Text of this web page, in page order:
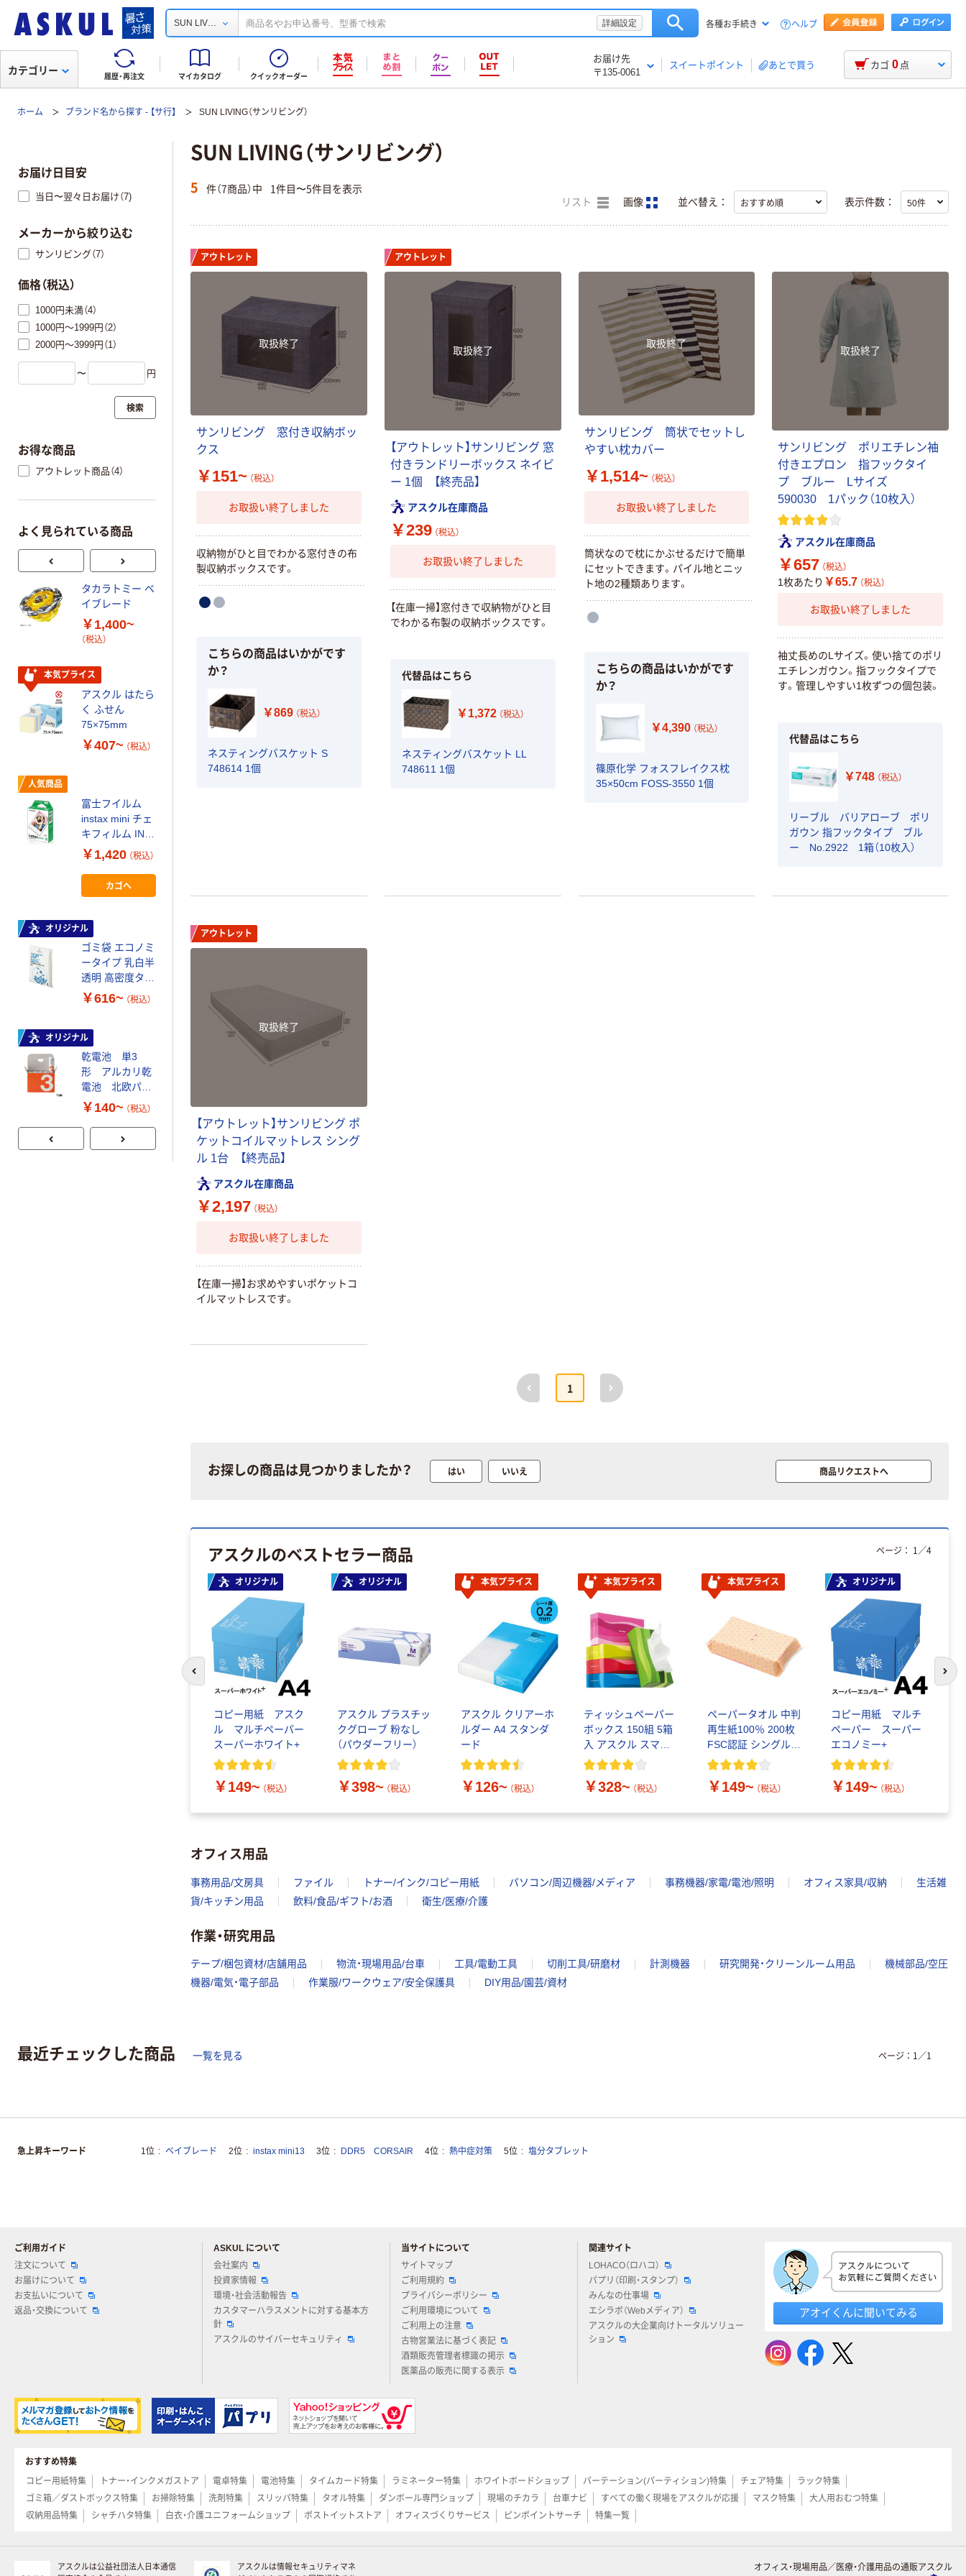
SUN LIV... 詳細設定 各種お手続き ヘルプ
履歴・再注文 マイカタログ クイックオーダー
お届け先
〒135-0061
スイートポイント あとで買う
カテゴリー カゴ 0 点
ホーム ブランド名から探す - 【サ行】 SUN LIVING（サンリビング）
SUN LIVING（サンリビング）
5 件（7商品）中 1件目〜5件目を表示
リスト 画像 並べ替え： 表示件数：
アウトレット
取扱終了
サンリビング 窓付き収納ボッ
クス
￥151~ （税込）
お取扱い終了しました
収納物がひと目でわかる窓付きの布
製収納ボックスです。
こちらの商品はいかがです
か？
￥869 （税込）
ネスティングバスケット S
748614 1個
アウトレット
取扱終了
【アウトレット】サンリビング 窓
付きランドリーボックス ネイビ
ー 1個 【終売品】
アスクル在庫商品
￥239 （税込）
お取扱い終了しました
【在庫一掃】窓付きで収納物がひと目
でわかる布製の収納ボックスです。
代替品はこちら
￥1,372 （税込）
ネスティングバスケット LL
748611 1個
取扱終了
サンリビング 筒状でセットし
やすい枕カバー
￥1,514~ （税込）
お取扱い終了しました
筒状なので枕にかぶせるだけで簡単
にセットできます。パイル地とニッ
ト地の2種類あります。
こちらの商品はいかがです
か？
￥4,390 （税込）
篠原化学 フォスフレイクス枕
35×50cm FOSS-3550 1個
取扱終了
サンリビング ポリエチレン袖
付きエプロン 指フックタイ
プ ブルー Lサイズ
590030 1パック（10枚入）
アスクル在庫商品
￥657 （税込）
1枚あたり ￥65.7 （税込）
お取扱い終了しました
袖丈長めのLサイズ。使い捨てのポリ
エチレンガウン。指フックタイプで
す。管理しやすい1枚ずつの個包装。
代替品はこちら
￥748 （税込）
リーブル バリアローブ ポリ
ガウン 指フックタイプ ブル
ー No.2922 1箱（10枚入）
アウトレット
取扱終了
【アウトレット】サンリビング ポ
ケットコイルマットレス シング
ル 1台 【終売品】
アスクル在庫商品
￥2,197 （税込）
お取扱い終了しました
【在庫一掃】お求めやすいポケットコ
イルマットレスです。
前へ
1
次へ
お探しの商品は見つかりましたか？ はい いいえ 商品リクエストへ
アスクルのベストセラー商品
オリジナル
コピー用紙 アスク
ル マルチペーパー
スーパーホワイト+
￥149~ （税込）
オリジナル
アスクル プラスチッ
クグローブ 粉なし
（パウダーフリー）
￥398~ （税込）
本気プライス
アスクル クリアーホ
ルダー A4 スタンダ
ード
￥126~ （税込）
本気プライス
ティッシュペーパー
ボックス 150組 5箱
入 アスクル スマー
トコンパクト ビビ
￥328~ （税込）
本気プライス
ペーパータオル 中判
再生紙100％ 200枚
FSC認証 シングル
大王製紙共同企画 オ
￥149~ （税込）
オリジナル
コピー用紙 マルチ
ペーパー スーパー
エコノミー+
￥149~ （税込）
ページ： 1／4
前のスライドへ 次
オフィス用品
事務用品/文房具 ファイル トナー/インク/コピー用紙 パソコン/周辺機器/メディア 事務機器/家電/電池/照明 オフィス家具/収納
生活雑
貨/キッチン用品
飲料/食品/ギフト/お酒 衛生/医療/介護
作業・研究用品
テープ/梱包資材/店舗用品 物流・現場用品/台車 工具/電動工具 切削工具/研磨材 計測機器 研究開発・クリーンルーム用品
機械部品/空圧
機器/電気・電子部品
作業服/ワークウェア/安全保護具 DIY用品/園芸/資材
お届け日目安
当日〜翌々日お届け（7)
メーカーから絞り込む
サンリビング（7）
価格（税込）
1000円未満（4）
1000円～1999円（2）
2000円～3999円（1）
〜 円
検索
お得な商品
アウトレット商品（4）
よく見られている商品
タカラトミー ベ
イブレード
￥1,400~
（税込）
本気プライス
アスクル はたら
く ふせん
75×75mm
￥407~ （税込）
人気商品
富士フイルム
instax mini チェ
キフィルム INS
MINI JP1 1パッ
ク（10枚入り）
￥1,420 （税込）
カゴへ
オリジナル
ゴミ袋 エコノミ
ータイプ 乳白半
透明 高密度タイ
プ 詰替用 バイ
￥616~ （税込）
オリジナル
乾電池 単3
形 アルカリ乾
電池 北欧パッ
ケージ アスク
￥140~ （税込）
ケージ アスク
￥140~
オリジナル
アスクルオリジ
ナル ラミネー
トフィルム A4
サイズ
￥458~
instax mini13
INS MINI 13
オリジナル
サントリー 伊右
衛門 「お茶、どう
ぞ。」 緑茶
本気プライス
アスクル セロハ
ンテープ
アスクル はたら
く ふせん
￥386~ （税込）
本気プライス
アスクル フラッ
トファイル エコ
（税込）
キングジム テプ
プ 白ラベル
12mm幅 （黒文
（税込）
イブレード
本気プライス
75×75mm
人気商品
最近チェックした商品 一覧を見る ページ： 1／1
急上昇キーワード 1位 ベイブレード 2位 instax mini13 3位 DDR5 CORSAIR 4位 熱中症対策 5位 塩分タブレット
ご利用ガイド
注文について
お届けについて
お支払いについて
返品・交換について
ASKUL について
会社案内
投資家情報
環境・社会活動報告
カスタマーハラスメントに対する基本方
針
アスクルのサイバーセキュリティ
当サイトについて
サイトマップ
ご利用規約
プライバシーポリシー
ご利用環境について
ご利用上の注意
古物営業法に基づく表記
酒類販売管理者標識の掲示
医薬品の販売に関する表示
関連サイト
LOHACO（ロハコ）
パプリ（印刷・スタンプ）
みんなの仕事場
エシラボ（Webメディア）
アスクルの大企業向けトータルソリュー
ション
アオイくんに聞いてみる
おすすめ特集
コピー用紙特集
トナー・インクメガストア 電卓特集 電池特集 タイムカード特集 ラミネーター特集 ホワイトボードショップ パーテーション(パーティション)特集 チェア特集
ラック特集
ゴミ箱／ダストボックス特集
お掃除特集 洗剤特集 スリッパ特集 タオル特集 ダンボール専門ショップ 現場のチカラ 台車ナビ すべての働く現場をアスクルが応援 マスク特集
大人用おむつ特集
収納用品特集
シャチハタ特集 白衣・介護ユニフォームショップ ポストイットストア オフィスづくりサービス ピンポイントサーチ 特集一覧
アスクルは公益社団法人日本通信
アスクルは情報セキュリティマネ
オフィス・現場用品／医療・介護用品の通販アスクル